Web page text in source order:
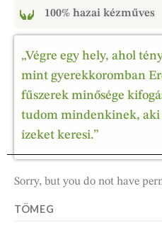
100% hazai kézműves
„Végre egy hely, ahol
mint gyerekkoromban
fűszerek minősége
tudom mindenkinek, aki
ízeket keresi.”
Sorry, but you do not have
TÖMEG